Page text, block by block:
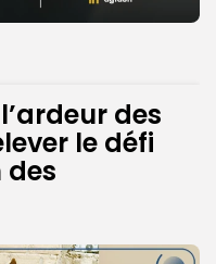
des
le défi